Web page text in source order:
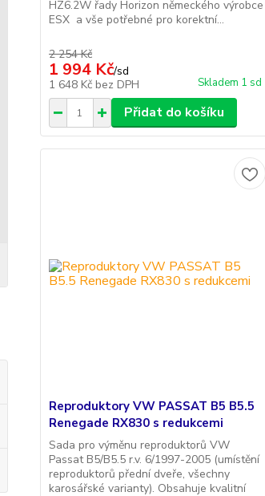
HZ6.2W řady Horizon německého výrobce
ESX a vše potřebné pro korektní...
2 254 Kč
1 994 Kč/sd
1 648 Kč bez DPH Skladem 1 sd
Přidat do košíku
Reproduktory VW PASSAT B5 B5.5
Renegade RX830 s redukcemi
Sada pro výměnu reproduktorů VW
Passat B5/B5.5 r.v. 6/1997-2005 (umístění
reproduktorů přední dveře, všechny
karosářské varianty). Obsahuje kvalitní